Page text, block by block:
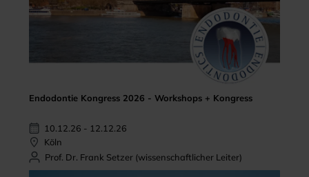
Endodontie Kongress 2026 - Workshops + Kongress
10.12.26 - 12.12.26
Köln
Prof. Dr. Frank Setzer (wissenschaftlicher Leiter)